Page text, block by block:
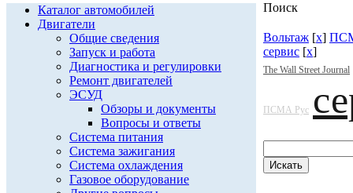
Каталог автомобилей
Двигатели
Общие сведения
Запуск и работа
Диагностика и регулировки
Ремонт двигателей
ЭСУД
Обзоры и документы
Вопросы и ответы
Система питания
Система зажигания
Система охлаждения
Газовое оборудование
Поиск
Вольтаж [x]
сервис [x]
The Wall Street Journal
ПСМА Рус